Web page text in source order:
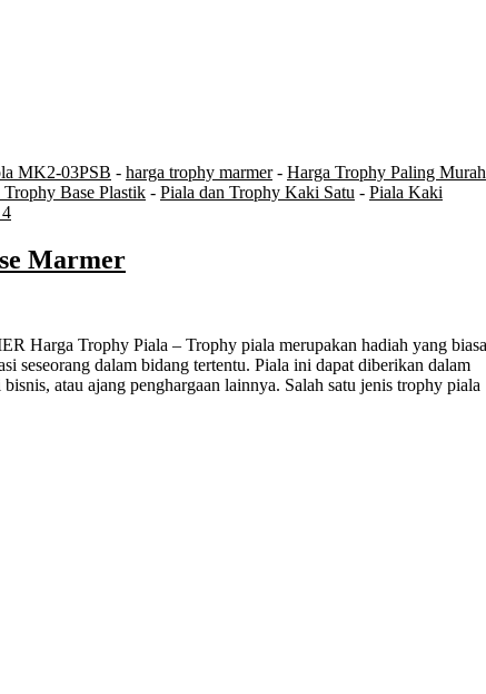
MK2-03PSB - harga trophy marmer- Harga Trophy Paling Murah
Trophy Base Plastik - Piala dan Trophy Kaki Satu - Piala Kaki
Marmer
seseorang dalam bidang tertentu. Piala ini dapat diberikan dalam
atau ajang penghargaan lainnya. Salah satu jenis trophy piala